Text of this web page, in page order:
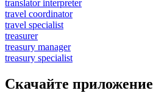
translator interpreter
travel coordinator
travel specialist
treasurer
treasury manager
treasury specialist
Скачайте приложение